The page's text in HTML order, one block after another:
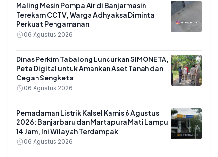
Maling Mesin Pompa Air di Banjarmasin
Terekam CCTV, Warga Adhyaksa Diminta
Perkuat Pengamanan
06 Agustus 2026
Dinas Perkim Tabalong Luncurkan SIMONETA,
Peta Digital untuk Amankan Aset Tanah dan
Cegah Sengketa
06 Agustus 2026
Pemadaman Listrik Kalsel Kamis 6 Agustus
2026: Banjarbaru dan Martapura Mati Lampu
14 Jam, Ini Wilayah Terdampak
06 Agustus 2026